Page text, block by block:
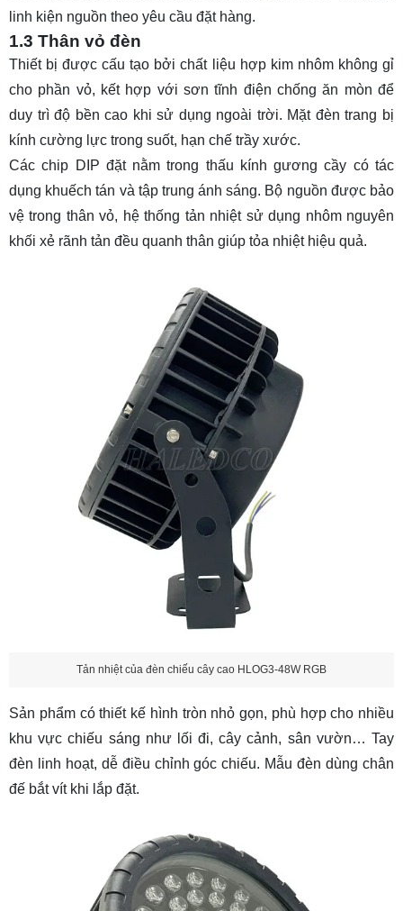
linh kiện nguồn theo yêu cầu đặt hàng.
1.3 Thân vỏ đèn
Thiết bị được cấu tạo bởi chất liệu hợp kim nhôm không gỉ
cho phần vỏ, kết hợp với sơn tĩnh điện chống ăn mòn để
duy trì độ bền cao khi sử dụng ngoài trời. Mặt đèn trang bị
kính cường lực trong suốt, hạn chế trầy xước.
Các chip DIP đặt nằm trong thấu kính gương cầy có tác
dụng khuếch tán và tập trung ánh sáng. Bộ nguồn được bảo
vệ trong thân vỏ, hệ thống tản nhiệt sử dụng nhôm nguyên
khối xẻ rãnh tản đều quanh thân giúp tỏa nhiệt hiệu quả.
Tản nhiệt của đèn chiếu cây cao HLOG3-48W RGB
Sản phẩm có thiết kế hình tròn nhỏ gọn, phù hợp cho nhiều
khu vực chiếu sáng như lối đi, cây cảnh, sân vườn… Tay
đèn linh hoạt, dễ điều chỉnh góc chiếu. Mẫu đèn dùng chân
đế bắt vít khi lắp đặt.